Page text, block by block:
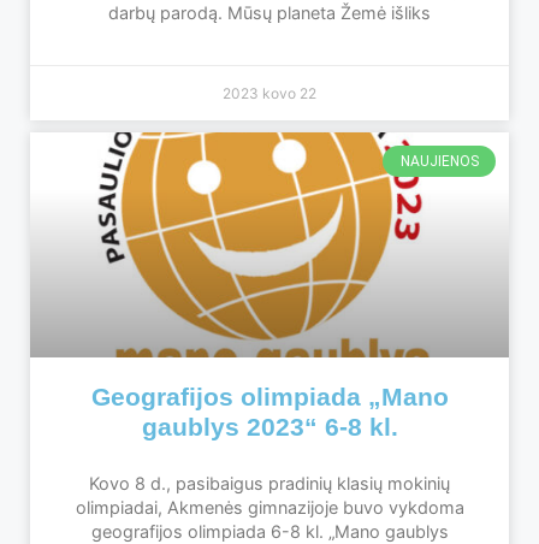
darbų parodą. Mūsų planeta Žemė išliks
2023 kovo 22
NAUJIENOS
Geografijos olimpiada „Mano
gaublys 2023“ 6-8 kl.
Kovo 8 d., pasibaigus pradinių klasių mokinių
olimpiadai, Akmenės gimnazijoje buvo vykdoma
geografijos olimpiada 6-8 kl. „Mano gaublys